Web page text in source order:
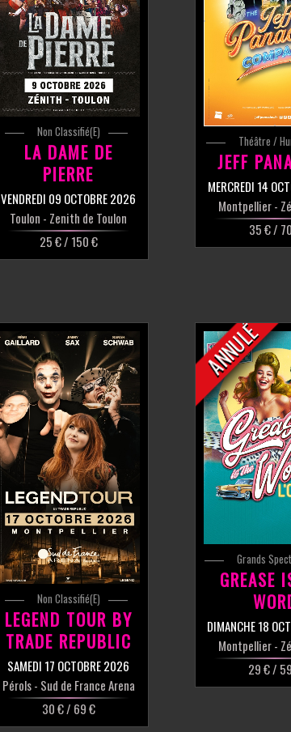
Non Classifié(e)
LA DAME DE
PIERRE
VENDREDI 09 OCTOBRE 2026
Toulon - Zenith de Toulon
25 € / 150 €
Théâtre /
JEFF
MERCREDI 14
Montpellier-
35 € /
Non Classifié(e)
LEGEND TOUR BY
TRADE REPUBLIC
SAMEDI 17 OCTOBRE 2026
Pérols- Sud de France Arena
30 € / 69 €
ANNULÉ
Grands
GREASE
DIMANCHE 18
Montpellier-
29 € /